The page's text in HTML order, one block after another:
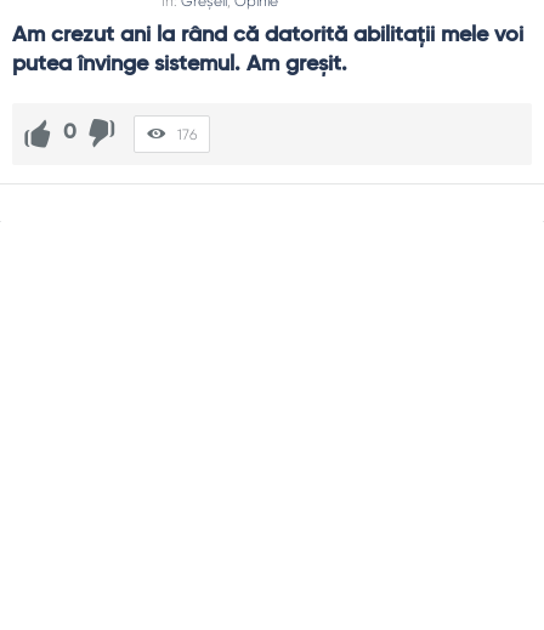
Am crezut ani la rând că datorită abilitații mele voi
putea învinge sistemul. Am greșit.
0 176